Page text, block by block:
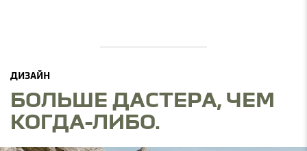
ДИЗАЙН
БОЛЬШЕ ДАСТЕРА, ЧЕМ
КОГДА-ЛИБО.